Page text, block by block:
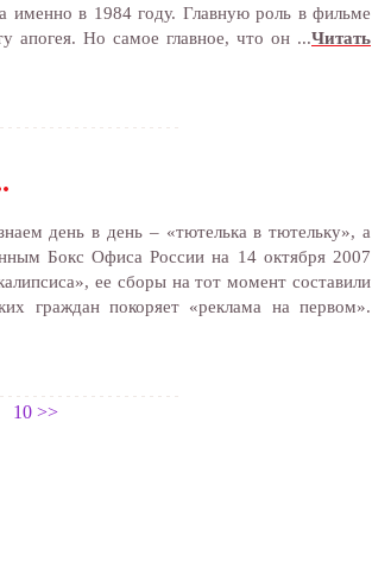
в 1984 году. Главную роль в фильме
апогея. Но самое главное, что он ...Читать
день в день – «тютелька в тютельку», а
Бокс Офиса России на 14 октября 2007
ее сборы на тот момент составили
граждан покоряет «реклама на первом».
10 >>